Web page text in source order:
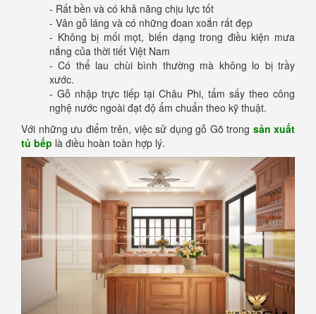
- Rất bền và có khả năng chịu lực tốt
- Vân gỗ láng và có những đoan xoắn rất đẹp
- Không bị mối mọt, biến dạng trong điều kiện mưa
nắng của thời tiết Việt Nam
- Có thể lau chùi bình thường mà không lo bị trầy
xước.
- Gỗ nhập trực tiếp tại Châu Phi, tẩm sấy theo công
nghệ nước ngoài đạt độ ẩm chuẩn theo kỹ thuật.
Với những ưu điểm trên, việc sử dụng gỗ Gõ trong sản xuất
tủ bếp là điều hoàn toàn hợp lý.